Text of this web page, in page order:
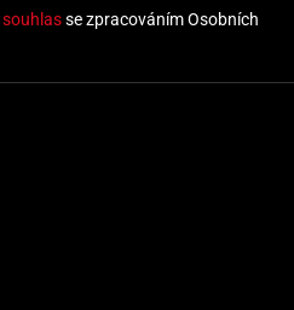
souhlasse zpracováním Osobních